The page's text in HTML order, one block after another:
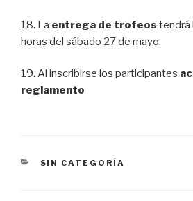
18. La entrega de trofeos tendrá
horas del sábado 27 de mayo.
19. Al inscribirse los participantes
reglamento
CATEGORÍAS
SIN CATEGORÍA